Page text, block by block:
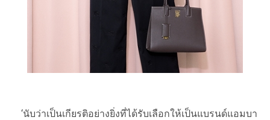
‘นับว่าเป็นเกียรติอย่างยิ่งที่ได้รับเลือกให้เป็นแบรนด์แอมบา